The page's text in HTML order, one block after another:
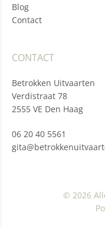
Blog
Contact
CONTACT
Betrokken Uitvaarten
Verdistraat 78
2555 VE Den Haag
06 20 40 5561
© 2026